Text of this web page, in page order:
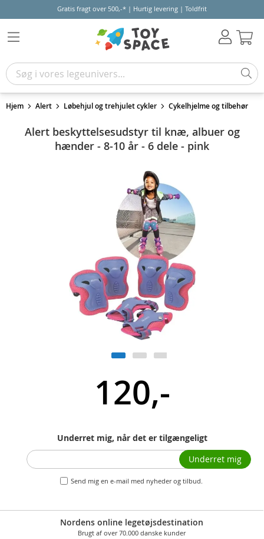
Gratis fragt over 500,-* | Hurtig levering | Toldfrit
Hjem Alert Løbehjul og trehjulet cykler Cykelhjelme og tilbehør
Alert beskyttelsesudstyr til knæ, albuer og
hænder - 8-10 år - 6 dele - pink
120,-
Underret mig, når det er tilgængeligt
Send mig en e-mail med nyheder og tilbud.
Underret mig
Nordens online legetøjsdestination
Brugt af over 70.000 danske kunder